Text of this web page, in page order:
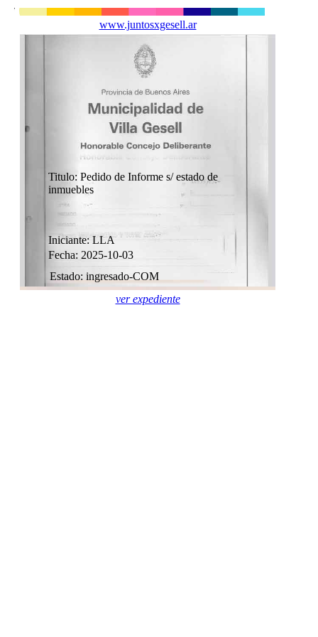
Titulo: Pedido de Informe s/ estado de
inmuebles
Fecha: 2025-10-03
Estado: ingresado-COM
Iniciante: LLA
www.juntosxgesell.ar
ver expediente